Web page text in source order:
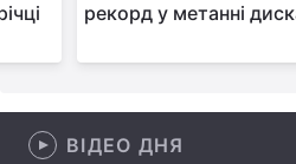
рекорд у метанні
ВІДЕО ДНЯ